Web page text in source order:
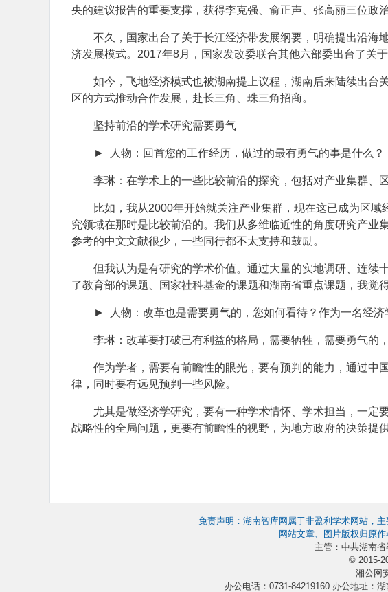
央的建议报告的重要支撑，获得李克强、俞正声、张高丽三位政
不久，国家出台了关于长江经济带发展纲要，明确提出沿海
济发展模式。2017年8月，国家发改委联合其他六部委出台了关
如今，飞地经济模式也被湖南提上议程，湖南后来陆续出台
区的方式推动合作发展，赴长三角、珠三角招商。
坚持前沿的学术研究需要勇气
► 人物：回首您的工作经历，做过的最有勇气的事是什么？
李琳：在学术上的一些比较前沿的探究，包括对产业集群、
比如，我从2000年开始就关注产业集群，现在这已成为区
究领域在那时是比较前沿的。我们从多维临近性的角度研究产业
参考的中文文献很少，一些同行都不太支持和鼓励。
但我认为是有研究的学术价值。通过大量的实地调研、连续
了教育部的课题、国家社科基金的课题和湖南省重点课题，我觉
► 人物：改革也是需要勇气的，您如何看待？作为一名经济
李琳：改革要打破已有利益的格局，需要牺牲，需要勇气的
作为学者，需要有前瞻性的眼光，要有预判的能力，通过中
律，同时要有远见预判一些风险。
尤其是做经济学研究，要有一种学术情怀、学术担当，一定
战略性的全局问题，更要有前瞻性的视野，为地方政府的决策提
免责声明：湖南智库网属于非盈利学术网站，
网站文章、图片版权归原
主管：中共湖南
© 2015-
湘公网
办公电话：0731-84219160 办公地址：